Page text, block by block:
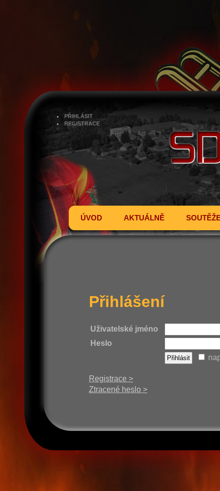
PŘIHLÁSIT
REGISTRACE
ÚVOD AKTUÁLNĚ
Přihlášení
Uživatelské jméno
Heslo
Registrace >
Ztracené heslo >